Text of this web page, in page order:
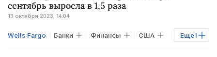
сентябрь выросла в 1,5 раза
13 октября 2023, 14:04
Еще1
Wells Fargo Банки Финансы США
чистая прибыль